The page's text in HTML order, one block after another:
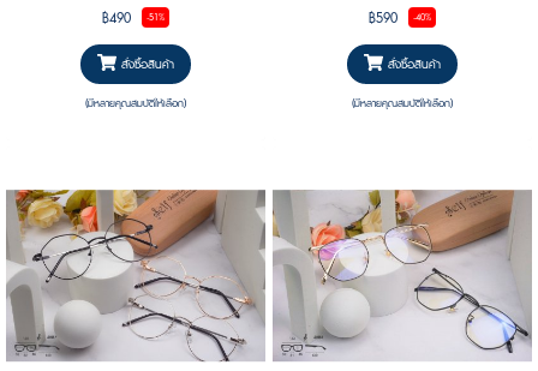
฿490 -51%
สั่งซื้อสินค้า
(มีหลายคุณสมบัติให้เลือก)
฿590 -40%
สั่งซื้อสินค้า
(มีหลายคุณสมบัติให้เลือก)